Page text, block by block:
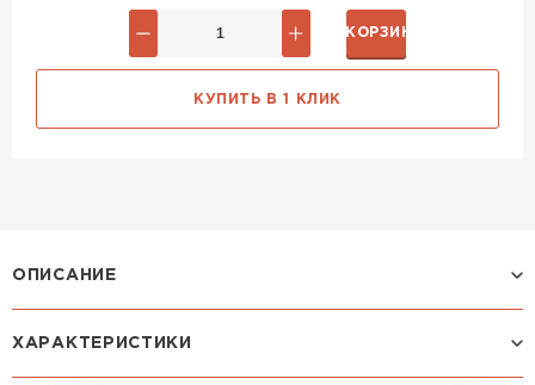
В КОРЗИНУ
КУПИТЬ В 1 КЛИК
ОПИСАНИЕ
Профиль ЛАМОНТЕРРА X:
ХАРАКТЕРИСТИКИ